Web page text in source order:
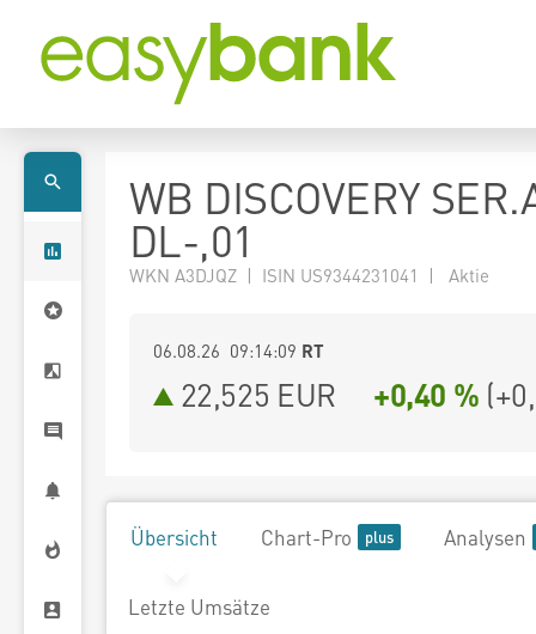
WB DISCOVERY
DL-,01
WKN A3DJQZ | ISIN US9344231041 | Aktie
06.08.26 09:14:09 RT
22,525 EUR +0,40 % (
Übersicht Chart-Pro Analysen
Letzte Umsätze